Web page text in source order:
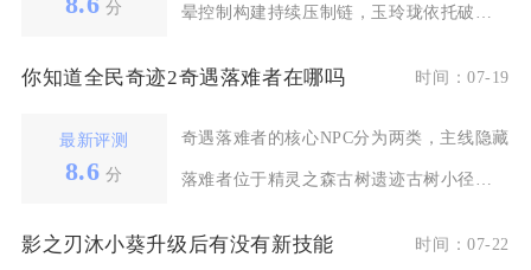
分 晕控制构建持续压制链，玉玲珑依托破甲
你知道全民奇迹2奇遇落难者在哪吗 时间：07-19
最新评测
8.6 分
奇遇落难者的核心NPC分为两类，主线隐藏
落难者位于精灵之森古树遗迹古树小径高
影之刃沐小葵升级后有没有新技能 时间：07-22